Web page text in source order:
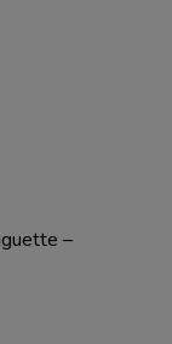
–